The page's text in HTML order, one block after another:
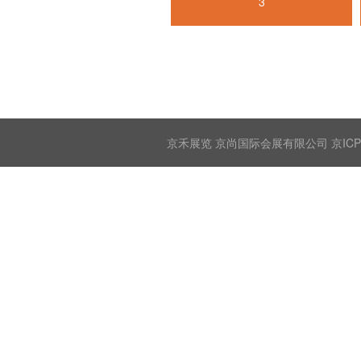
京禾展览 京尚国际会展有限公司 京